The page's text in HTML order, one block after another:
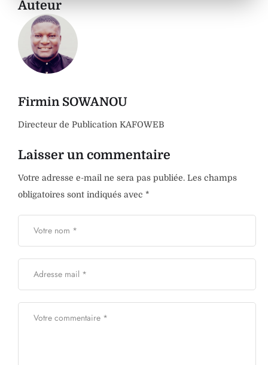
Auteur
Firmin SOWANOU
Directeur de Publication KAFOWEB
Laisser un commentaire
Votre adresse e-mail ne sera pas publiée. Les champs
obligatoires sont indiqués avec *